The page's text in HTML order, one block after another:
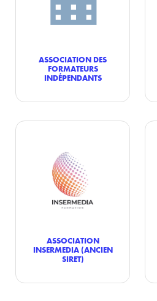
ASSOCIATION DES
FORMATEURS
INDÉPENDANTS
ASSOCIATION
INSERMEDIA (ANCIEN
SIRET)